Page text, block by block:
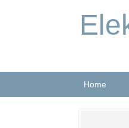
Home